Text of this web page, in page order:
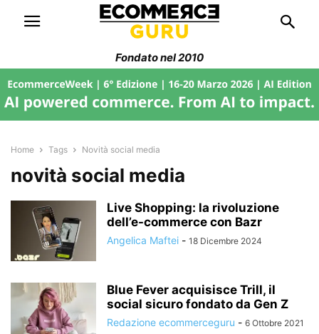
Fondato nel 2010
Home Tags Novità social media
novità social media
Live Shopping: la rivoluzione
dell’e-commerce con Bazr
Angelica Maftei - 18 Dicembre 2024
Blue Fever acquisisce Trill, il
social sicuro fondato da Gen Z
Redazione ecommerceguru - 6 Ottobre 2021